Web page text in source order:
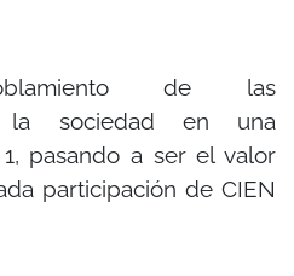
de las
la sociedad en una
pasando a ser el valor
participación de CIEN